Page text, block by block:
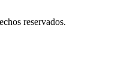
reservados.